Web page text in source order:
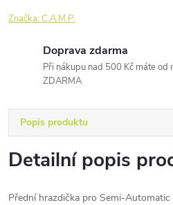
Značka:C.A.M.P.
Doprava zdarma
Při nákupu nad 500 Kč máte od
ZDARMA
Popis produktu
Detailní popis
Přední hrazdička pro Semi-